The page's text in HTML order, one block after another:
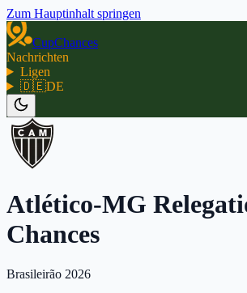
Zum Hauptinhalt springen
CupChances
Nachrichten
Ligen
🇩🇪DE
Atlético-MG
Chances
Brasileirão 2026